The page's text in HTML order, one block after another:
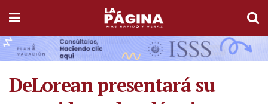
DeLorean presentará su